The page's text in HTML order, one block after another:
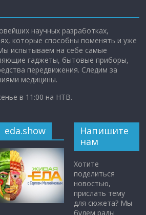
научных разработках,
которые способны поменять и уже
испытываем на себе самые
гаджеты, бытовые приборы,
передвижения. Следим за
медицины.
в 11:00 на НТВ.
eda.show
Напишите
нам
Хотите
поделиться
новостью,
прислать тему
для сюжета? Мы
будем рады